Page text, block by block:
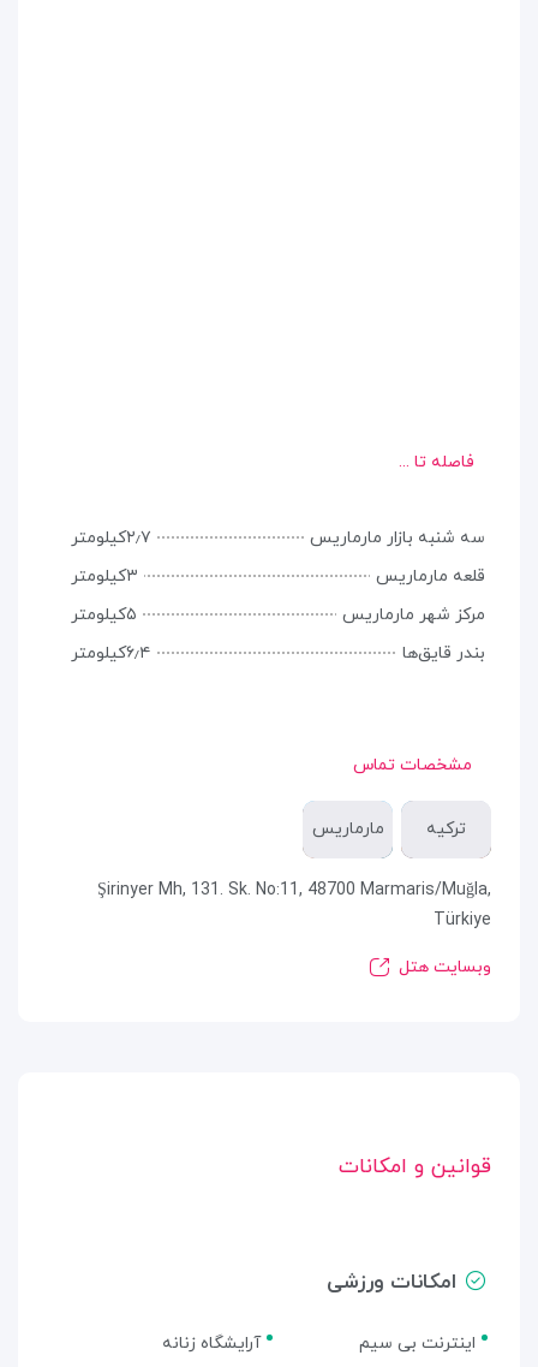
فاصله تا ...
سه شنبه بازار مارماریس
۲٫۷کیلومتر
قلعه مارماریس
۳کیلومتر
مرکز شهر مارماریس
۵کیلومتر
بندر قایق‌ها
۶٫۴کیلومتر
مشخصات تماس
ترکیه مارماریس
Şirinyer Mh, 131. Sk. No:11, 48700 Marmaris/Muğla,
Türkiye
وبسایت هتل
قوانین و امکانات
امکانات ورزشی
اینترنت بی سیم آرایشگاه زنانه